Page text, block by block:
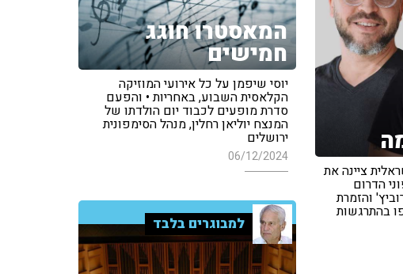
המאסטרו חוגג
חמישים
יוסי שיפמן על כל אירועי המוזיקה
הקלאסית השבוע, באחריות • והפעם
סדרת מופעים לכבוד יום הולדתו של
המנצח יוליאן רחלין, מנהל הסימפונית
ירושלים
06/12/2024
ציינה את
ממפוני הדרום
והזמרת
בהתרגשות
למבוגרים בלבד